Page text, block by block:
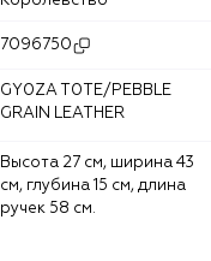
7096750
GY0ZA T0TE/PEBBLE
GRAIN LEATHER
Высота 27 см, ширина 43
см, глубина 15 см, длина
ручек 58 см.